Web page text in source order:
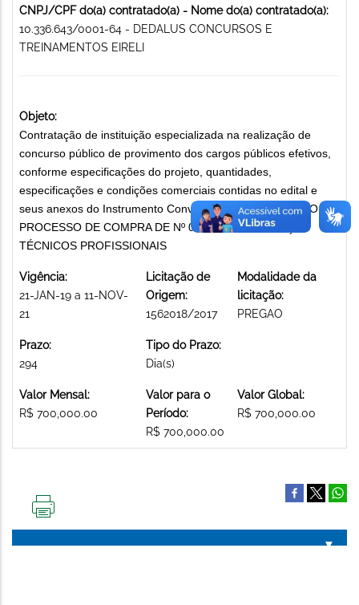
CNPJ/CPF do(a) contratado(a) - Nome do(a) contratado(a):
10.336.643/0001-64 - DEDALUS CONCURSOS E
TREINAMENTOS EIRELI
Objeto:
Contratação de instituição especializada na realização de
concurso público de provimento dos cargos públicos efetivos,
conforme especificações do projeto, quantidades,
especificações e condições comerciais contidas no edital e
seus anexos do Instrumento Convocatório, CONFORME O
PROCESSO DE COMPRA DE Nº 02-87/2017. SERVIÇOS
TÉCNICOS PROFISSIONAIS
Vigência:
21-JAN-19 a 11-NOV-
21
Licitação de
Origem:
1562018/2017
Modalidade da
licitação:
PREGAO
Prazo:
294
Tipo do Prazo:
Dia(s)
Valor Mensal:
R$ 700,000.00
Valor para o
Período:
R$ 700,000.00
Valor Global:
R$ 700,000.00
PÁGINA